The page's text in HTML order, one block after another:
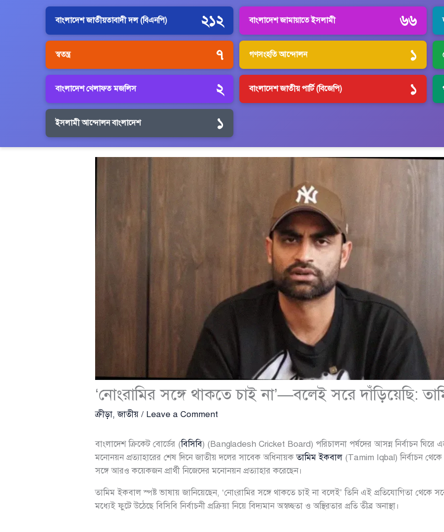
বাংলাদেশ জাতীয়তাবাদী দল (বিএনপি) ২১২ বাংলাদেশ জামায়াতে ইসলামী ৬৬
স্বতন্ত্র ৭ গণসংহতি আন্দোলন ১
বাংলাদেশ খেলাফত মজলিস ২ বাংলাদেশ জাতীয় পার্টি (বিজেপি) ১
ইসলামী আন্দোলন বাংলাদেশ ১
‘নোংরামির সঙ্গে থাকতে চাই না’—বলেই সরে দাঁড়িয়েছি:
ক্রীড়া,জাতীয় / Leave a Comment
বাংলাদেশ ক্রিকেট বোর্ডের (বিসিবি) (Bangladesh Cricket Board) পরিচালনা পর্ষদের আসন্ন নির্বাচন ঘিরে
মনোনয়ন প্রত্যাহারের শেষ দিনে জাতীয় দলের সাবেক অধিনায়কতামিম ইকবাল (Tamim Iqbal) নির্বাচন
সঙ্গে আরও কয়েকজন প্রার্থী নিজেদের মনোনয়ন প্রত্যাহার করেছেন।
তামিম ইকবাল স্পষ্ট ভাষায় জানিয়েছেন, ‘নোংরামির সঙ্গে থাকতে চাই না বলেই’ তিনি এই প্রতিযোগিতা থেকে
মধ্যেই ফুটে উঠেছে বিসিবি নির্বাচনী প্রক্রিয়া নিয়ে বিদ্যমান অস্বচ্ছতা ও অস্থিরতার প্রতি তীব্র অনাস্থা।